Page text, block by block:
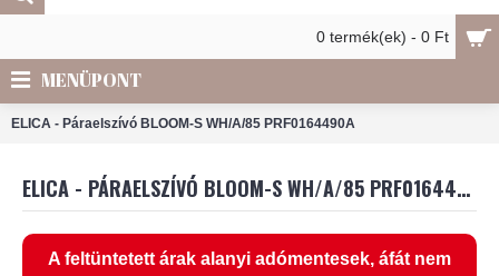
0 termék(ek) - 0 Ft
MENÜPONT
ELICA - Páraelszívó BLOOM-S WH/A/85 PRF0164490A
ELICA - PÁRAELSZÍVÓ BLOOM-S WH/A/85 PRF0164490A
A feltüntetett árak alanyi adómentesek, áfát nem